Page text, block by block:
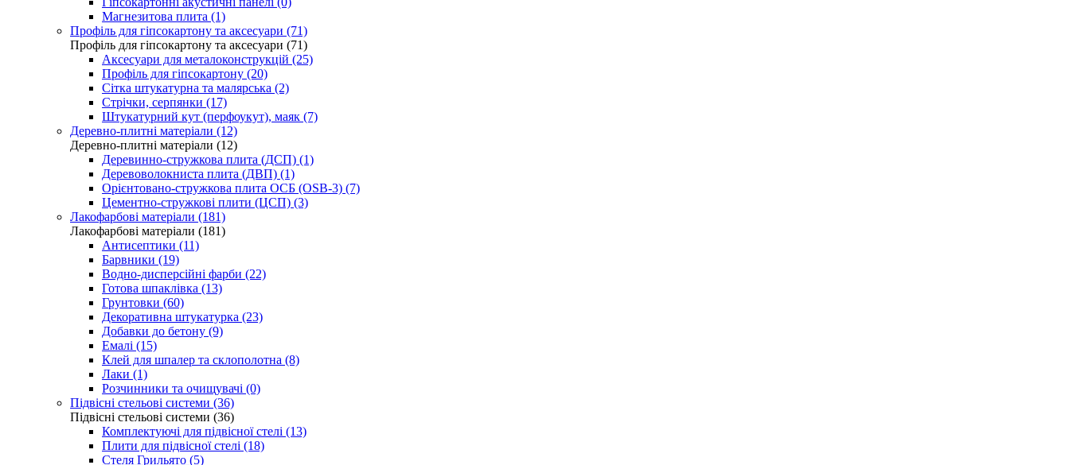
Магнезитова плита (1)
Профіль для гіпсокартону та аксесуари (71)
Профіль для гіпсокартону та аксесуари (71)
Аксесуари для металоконструкцій (25)
Профіль для гіпсокартону (20)
Сітка штукатурна та малярська (2)
Стрічки, серпянки (17)
Штукатурний кут (перфоукут), маяк (7)
Деревно-плитні матеріали (12)
Деревно-плитні матеріали (12)
Деревинно-стружкова плита (ДСП) (1)
Деревоволокниста плита (ДВП) (1)
Орієнтовано-стружкова плита ОСБ (OSB-3) (7)
Цементно-стружкові плити (ЦСП) (3)
Лакофарбові матеріали (181)
Лакофарбові матеріали (181)
Антисептики (11)
Барвники (19)
Водно-дисперсійні фарби (22)
Готова шпаклівка (13)
Грунтовки (60)
Декоративна штукатурка (23)
Добавки до бетону (9)
Емалі (15)
Клей для шпалер та склополотна (8)
Лаки (1)
Розчинники та очищувачі (0)
Підвісні стельові системи (36)
Підвісні стельові системи (36)
Комплектуючі для підвісної стелі (13)
Плити для підвісної стелі (18)
Стеля Грильято (5)